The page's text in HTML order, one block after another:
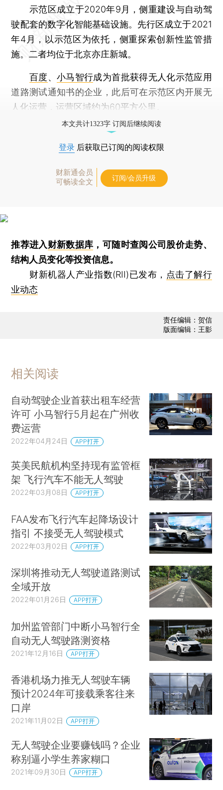
示范区成立于2020年9月，侧重建设与自动驾
驶配套的数字化智能基础设施。先行区成立于2021
年4月，以示范区为依托，侧重探索创新性监管措
施。二者均位于北京亦庄新城。
百度、小马智行成为首批获得无人化示范应用
道路测试通知书的企业，此后可在示范区内开展无
人化运营，运营区域约为60平方公里。
本文共计1323字 订阅后继续阅读
登录 后获取已订阅的阅读权限
财新通会员
可畅读全文
订阅/会员升级
推荐进入财新数据库 ，可随时查阅公司股价走势、
结构人员变化等投资信息。
财新机器人产业指数(RII)已发布， 点击了解行
业动态
责任编辑：贺信
版面编辑：王影
相关阅读
自动驾驶企业首获出租车经营
许可 小马智行5月起在广州收
费运营
2022年04月24日 APP打开
英美民航机构坚持现有监管框
架 飞行汽车不能无人驾驶
2022年03月08日 APP打开
FAA发布飞行汽车起降场设计
指引 不接受无人驾驶模式
2022年03月02日 APP打开
深圳将推动无人驾驶道路测试
全域开放
2022年01月26日 APP打开
加州监管部门中断小马智行全
自动无人驾驶路测资格
2021年12月16日 APP打开
香港机场力推无人驾驶车辆
预计2024年可接载乘客往来
口岸
2021年11月02日 APP打开
无人驾驶企业要赚钱吗？企业
称别逼小学生养家糊口
2021年09月30日 APP打开